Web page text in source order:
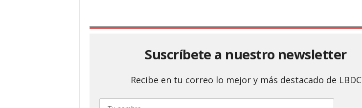
Suscríbete a nuestro newsletter
Recibe en tu correo lo mejor y más destacado de LBDC